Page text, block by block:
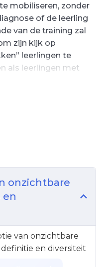
mobiliseren, zonder
of de leerling
van de training zal
zijn kijk op
leerlingen te
als leerlingen met
onzichtbare
en
van onzichtbare
en diversiteit